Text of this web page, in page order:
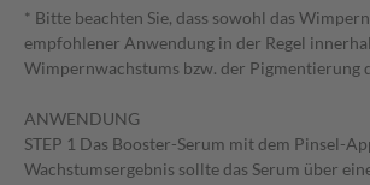
* Bitte beachten Sie, dass sowohl das
empfohlener Anwendung in der Regel
Wimpernwachstums bzw. der Pigmentierung
ANWENDUNG
STEP 1 Das Booster-Serum mit dem Pinsel-
Wachstumsergebnis sollte das Serum über